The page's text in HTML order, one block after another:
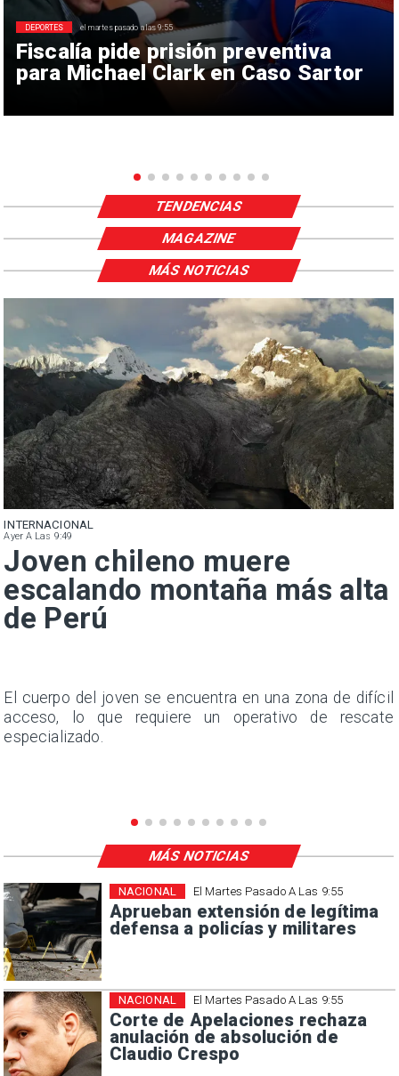
Fiscalía pide prisión preventiva
para Michael Clark en Caso Sartor
DEPORTES el martes pasado a las 9:55
TENDENCIAS
MAGAZINE
INTERNACIONAL
Ayer A Las 9:49
Joven chileno muere
escalando montaña más alta
de Perú
El cuerpo del joven se encuentra en una zona de difícil
acceso, lo que requiere un operativo de rescate
especializado.
MÁS NOTICIAS
El Martes Pasado A Las 9:55
Aprueban extensión de legítima
defensa a policías y militares
NACIONAL
El Martes Pasado A Las 9:55
Corte de Apelaciones rechaza
anulación de absolución de
Claudio Crespo
NACIONAL
MÁS NOTICIAS